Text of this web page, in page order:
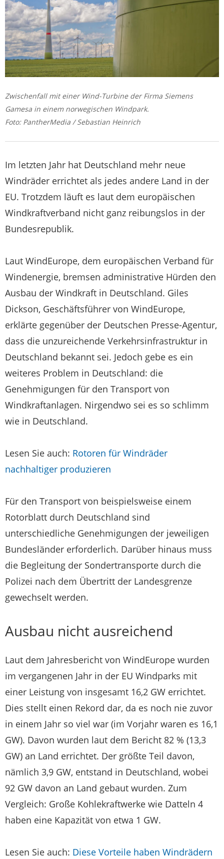
Zwischenfall mit einer Wind-Turbine der Firma Siemens
Gamesa in einem norwegischen Windpark.
Foto: PantherMedia / Sebastian Heinrich
Im letzten Jahr hat Deutschland mehr neue
Windräder errichtet als jedes andere Land in der
EU. Trotzdem läuft es laut dem europäischen
Windkraftverband nicht ganz reibungslos in der
Bundesrepublik.
Laut WindEurope, dem europäischen Verband für
Windenergie, bremsen administrative Hürden den
Ausbau der Windkraft in Deutschland. Giles
Dickson, Geschäftsführer von WindEurope,
erklärte gegenüber der Deutschen Presse-Agentur,
dass die unzureichende Verkehrsinfrastruktur in
Deutschland bekannt sei. Jedoch gebe es ein
weiteres Problem in Deutschland: die
Genehmigungen für den Transport von
Windkraftanlagen. Nirgendwo sei es so schlimm
wie in Deutschland.
Lesen Sie auch: Rotoren für Windräder
nachhaltiger produzieren
Für den Transport von beispielsweise einem
Rotorblatt durch Deutschland sind
unterschiedliche Genehmigungen der jeweiligen
Bundesländer erforderlich. Darüber hinaus muss
die Begleitung der Sondertransporte durch die
Polizei nach dem Übertritt der Landesgrenze
gewechselt werden.
Ausbau nicht ausreichend
Laut dem Jahresbericht von WindEurope wurden
im vergangenen Jahr in der EU Windparks mit
einer Leistung von insgesamt 16,2 GW errichtet.
Dies stellt einen Rekord dar, da es noch nie zuvor
in einem Jahr so viel war (im Vorjahr waren es 16,1
GW). Davon wurden laut dem Bericht 82 % (13,3
GW) an Land errichtet. Der größte Teil davon,
nämlich 3,9 GW, entstand in Deutschland, wobei
92 GW davon an Land gebaut wurden. Zum
Vergleich: Große Kohlekraftwerke wie Datteln 4
haben eine Kapazität von etwa 1 GW.
Lesen Sie auch: Diese Vorteile haben Windrädern